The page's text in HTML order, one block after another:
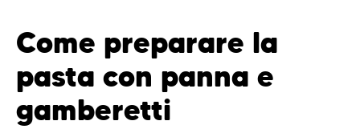
Come preparare la
pasta con panna e
gamberetti